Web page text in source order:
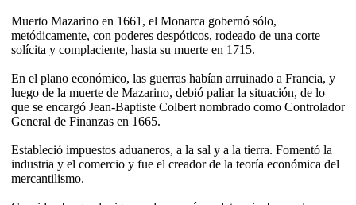
Muerto Mazarino en 1661, el Monarca gobernó sólo,
metódicamente, con poderes despóticos, rodeado de una corte
solícita y complaciente, hasta su muerte en 1715.
En el plano económico, las guerras habían arruinado a Francia, y
luego de la muerte de Mazarino, debió paliar la situación, de lo
que se encargó Jean-Baptiste Colbert nombrado como Controlador
General de Finanzas en 1665.
Estableció impuestos aduaneros, a la sal y a la tierra. Fomentó la
industria y el comercio y fue el creador de la teoría económica del
mercantilismo.